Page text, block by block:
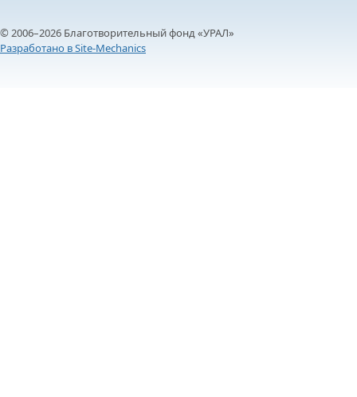
© 2006–2026 Благотворительный фонд «УРАЛ»
Разработано в Site-Mechanics